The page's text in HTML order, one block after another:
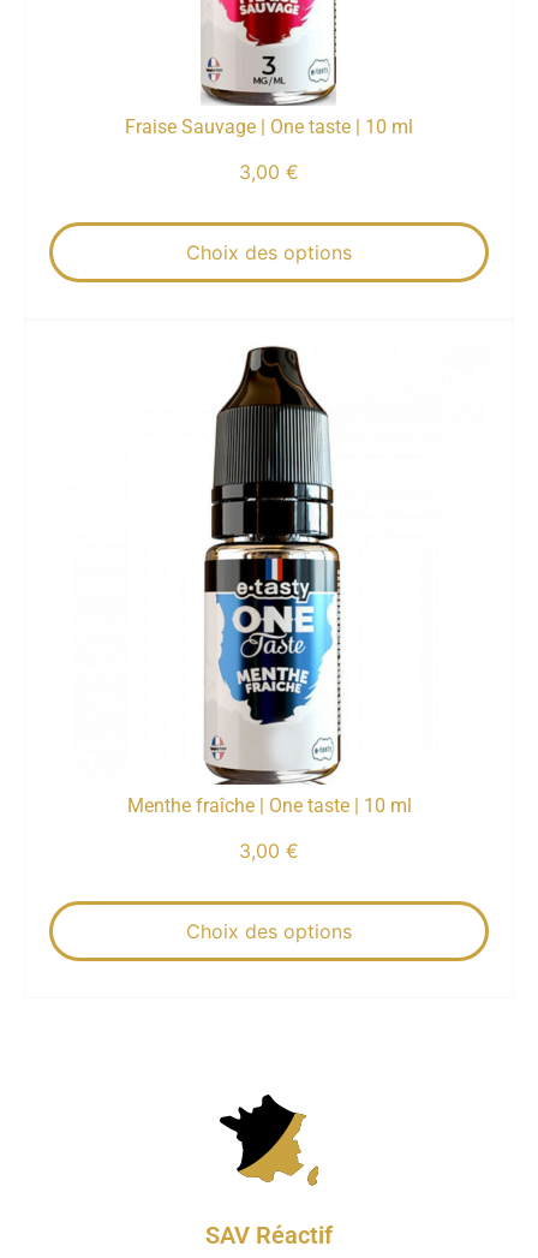
Fraise Sauvage | One taste | 10 ml
3,00 €
Choix des options
Menthe fraîche | One taste | 10 ml
3,00 €
Choix des options
SAV Réactif